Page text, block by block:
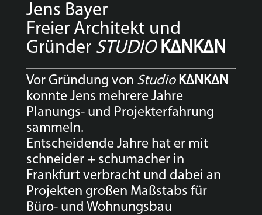
Jens Bayer
Freier Architekt und
Gründer STUDIO K∆NK∆N
Vor Gründung von Studio K∆NK∆N
konnte Jens mehrere Jahre
Planungs- und Projekterfahrung
sammeln.
Entscheidende Jahre hat er mit
schneider + schumacher in
Frankfurt verbracht und dabei an
Projekten großen Maßstabs für
Büro- und Wohnungsbau